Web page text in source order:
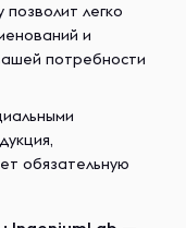
легко
и
потребности
обязательную